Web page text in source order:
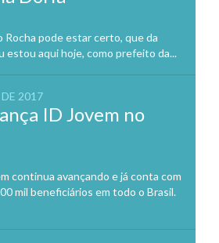
Rocha pode estar certo, que da
estou aqui hoje, como prefeito da...
2017
ID Jovem no
continua avançando e já conta com
mil beneficiários em todo o Brasil.